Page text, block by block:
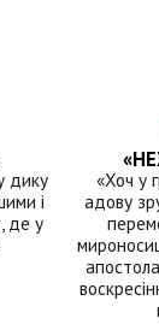
дику
і
де у
«Хоч у
адову